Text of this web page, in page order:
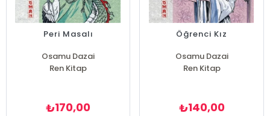
Peri Masalı
Osamu Dazai
Ren Kitap
₺170,00
Öğrenci Kız
Osamu Dazai
Ren Kitap
₺140,00